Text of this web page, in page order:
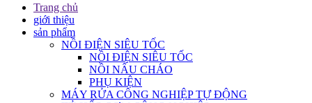
Trang chủ
giới thiệu
sản phẩm
NỒI ĐIỆN SIÊU TỐC
NỒI ĐIỆN SIÊU TỐC
NỒI NẤU CHÁO
PHỤ KIỆN
MÁY RỬA CÔNG NGHIỆP TỰ ĐỘNG